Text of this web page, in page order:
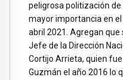
peligrosa politización
mayor importancia en
abril 2021. Agregan
Jefe de la Dirección
Cortijo Arrieta, quien
Guzmán el año 2016 lo